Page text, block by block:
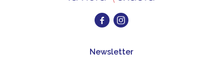
 
Newsletter